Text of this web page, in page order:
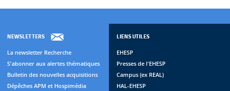
NEWSLETTERS
La newsletter Recherche
S'abonner aux alertes thématiques
Bulletin des nouvelles acquisitions
Dépêches APM et Hospimédia
LIENS UTILES
EHESP
Presses de l'EHESP
Campus (ex REAL)
HAL-EHESP